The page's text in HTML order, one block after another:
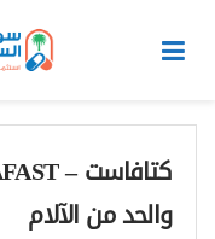
والحد من الآلام